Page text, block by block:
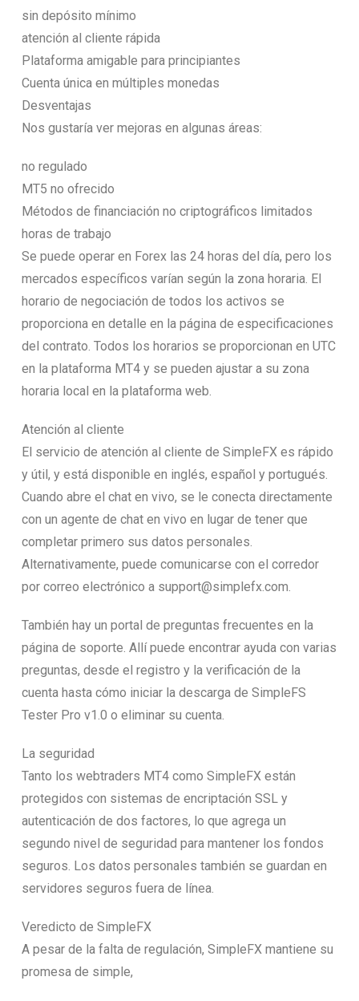
sin depósito mínimo
atención al cliente rápida
Plataforma amigable para principiantes
Cuenta única en múltiples monedas
Desventajas
Nos gustaría ver mejoras en algunas áreas:
no regulado
MT5 no ofrecido
Métodos de financiación no criptográficos limitados
horas de trabajo
Se puede operar en Forex las 24 horas del día, pero los
mercados específicos varían según la zona horaria. El
horario de negociación de todos los activos se
proporciona en detalle en la página de especificaciones
del contrato. Todos los horarios se proporcionan en UTC
en la plataforma MT4 y se pueden ajustar a su zona
horaria local en la plataforma web.
Atención al cliente
El servicio de atención al cliente de SimpleFX es rápido
y útil, y está disponible en inglés, español y portugués.
Cuando abre el chat en vivo, se le conecta directamente
con un agente de chat en vivo en lugar de tener que
completar primero sus datos personales.
Alternativamente, puede comunicarse con el corredor
por correo electrónico a support@simplefx.com.
También hay un portal de preguntas frecuentes en la
página de soporte. Allí puede encontrar ayuda con varias
preguntas, desde el registro y la verificación de la
cuenta hasta cómo iniciar la descarga de SimpleFS
Tester Pro v1.0 o eliminar su cuenta.
La seguridad
Tanto los webtraders MT4 como SimpleFX están
protegidos con sistemas de encriptación SSL y
autenticación de dos factores, lo que agrega un
segundo nivel de seguridad para mantener los fondos
seguros. Los datos personales también se guardan en
servidores seguros fuera de línea.
Veredicto de SimpleFX
A pesar de la falta de regulación, SimpleFX mantiene su
promesa de simple,